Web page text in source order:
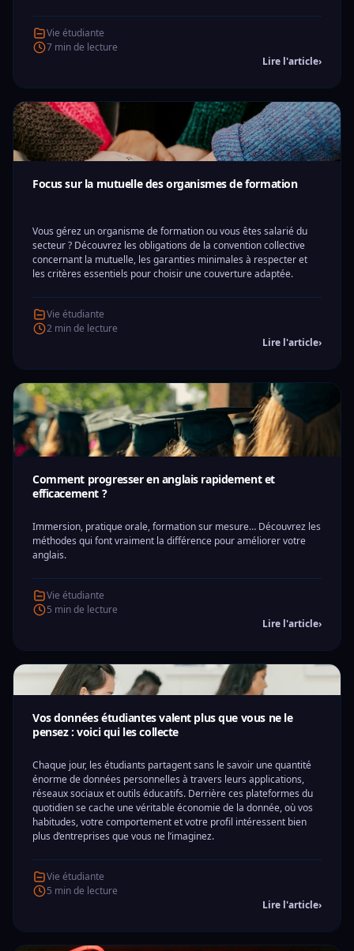
Vie étudiante
7 min de lecture
Lire l'article›
Focus sur la mutuelle des organismes de formation
Vous gérez un organisme de formation ou vous êtes salarié du
secteur ? Découvrez les obligations de la convention collective
concernant la mutuelle, les garanties minimales à respecter et
les critères essentiels pour choisir une couverture adaptée.
Vie étudiante
2 min de lecture
Lire l'article›
Comment progresser en anglais rapidement et
efficacement ?
Immersion, pratique orale, formation sur mesure… Découvrez les
méthodes qui font vraiment la différence pour améliorer votre
anglais.
Vie étudiante
5 min de lecture
Lire l'article›
Vos données étudiantes valent plus que vous ne le
pensez : voici qui les collecte
Chaque jour, les étudiants partagent sans le savoir une quantité
énorme de données personnelles à travers leurs applications,
réseaux sociaux et outils éducatifs. Derrière ces plateformes du
quotidien se cache une véritable économie de la donnée, où vos
habitudes, votre comportement et votre profil intéressent bien
plus d’entreprises que vous ne l’imaginez.
Vie étudiante
5 min de lecture
Lire l'article›